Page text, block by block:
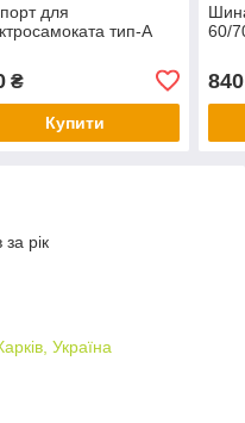
для
тип-А
₴
Купити
60/
840
рік
Україна